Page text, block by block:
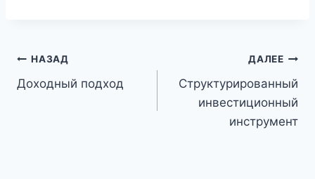
Навигация
по
НАЗАД
Доходный подход
ДАЛЕЕ
Структурированный
инвестиционный
инструмент